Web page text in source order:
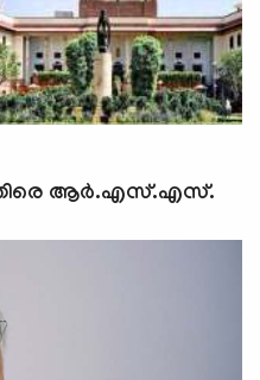
ആര്‍.എസ്.എസ്.